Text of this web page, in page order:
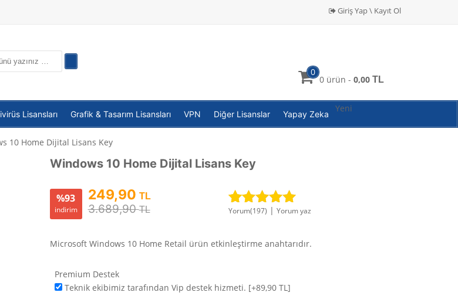
Giriş Yap \ Kayıt Ol
0
0 ürün - 0,00 TL
Lisansları Grafik & Tasarım Lisansları VPN Diğer Lisanslar Yapay Zeka
Yeni
10 Home Dijital Lisans Key
Windows 10 Home Dijital Lisans Key
197
müşteri
dayanarak 5
Yorum(197) | Yorum yaz
%93
indirim
249,90 TL
3.689,90TL
Microsoft Windows 10 Home Retail ürün etkinleştirme anahtarıdır.
Premium Destek
Teknik ekibimiz tarafından Vip destek hizmeti. [+89,90 TL]